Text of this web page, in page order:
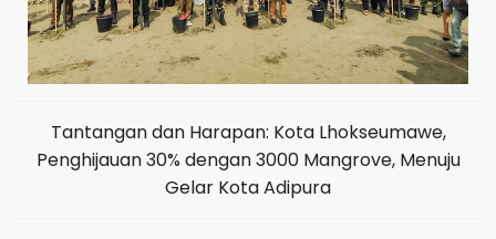
Tantangan dan Harapan: Kota Lhokseumawe,
Penghijauan 30% dengan 3000 Mangrove, Menuju
Gelar Kota Adipura